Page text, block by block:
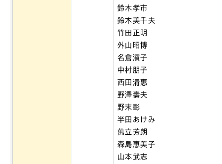
鈴木孝市
鈴木美千夫
竹田正明
外山昭博
名倉濱子
中村朋子
西田清惠
野澤壽夫
野末彰
半田あけみ
萬立芳朗
森島恵美子
山本武志